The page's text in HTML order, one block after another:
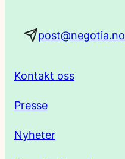
post@negotia.no
Kontakt oss
Presse
Nyheter